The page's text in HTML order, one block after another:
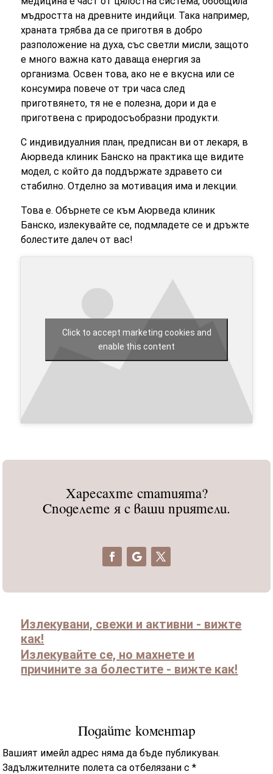
мъдростта на древните индийци. Така например,
храната трябва да се приготвя в добро
разположение на духа, със светли мисли, защото
е много важна като даваща енергия за
организма. Освен това, ако не е вкусна или се
консумира повече от три часа след
приготвянето, тя не е полезна, дори и да е
приготвена с природосъобразни продукти.
С индивидуалния план, предписан ви от лекаря, в
Аюрведа клиник Банско на практика ще видите
модел, с който да поддържате здравето си
стабилно. Отделно за мотивация има и лекции.
Това е. Обърнете се към Аюрведа клиник
Банско, излекувайте се, подмладете се и дръжте
болестите далеч от вас!
Click to accept marketing cookies and
enable this content
Харесахте статията?
Споделете я с ваши приятели.
Излекувани, свежи и активни - вижте
как!
Излекувайте се, но махнете и
причините за болестите - вижте как!
Подайте коментар
Вашият имейл адрес няма да бъде публикуван.
Задължителните полета са отбелязани с*